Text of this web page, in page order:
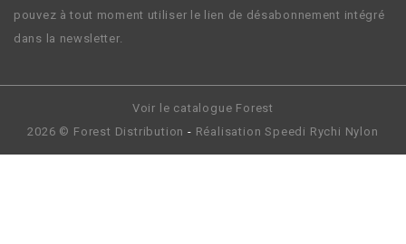
pouvez à tout moment utiliser le lien de désabonnement intégré
dans la newsletter.
Voir le catalogue Forest
2026 © Forest Distribution - RéalisationSpeedi Rychi Nylon